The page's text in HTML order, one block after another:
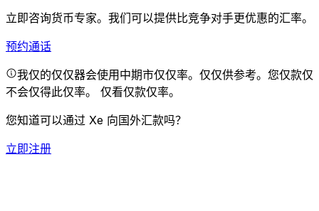
立即咨询货币专家。 我们可以提供比竞争对手更优惠的汇率。
预约通话
我仅的仅仅器会使用中期市仅仅率。仅仅供参考。您仅款仅
不会仅得此仅率。 仅看仅款仅率。
您知道可以通过 Xe 向国外汇款吗？
立即注册